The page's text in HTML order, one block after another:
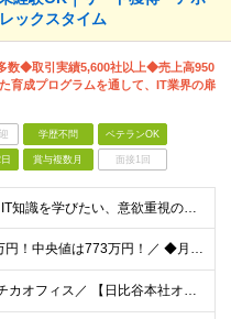
ックスタイム
数◆取引実績5,600社以上◆売上高950
育成プログラムを通して、IT業界の扉
学歴不問 ベテランOK
賞与複数月 面接1回
＼第二新卒OK！IT知識を学びたい、意欲重視の採用／ ◆学歴不問 ◆営業経験がある方（目安：1年以上）
＼平均年収786万円！中央値は773万円！／ ◆月給 26.3万円～40.2万円＋賞与年2回 ※経験・スキルを考慮の上、優遇いたします ※上記金額には固定残業手当19～24時間分（4.3万円～7.
＼転勤なし！駅チカオフィス／ 【日比谷本社オフィス】 東京都港区西新橋1-1-1 日比谷フォートタワー26階 (変更の範囲)上記を除く当社関連勤務地